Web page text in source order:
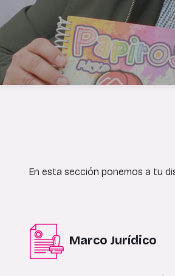
En esta sección ponemos a tu
Marco Jurídico